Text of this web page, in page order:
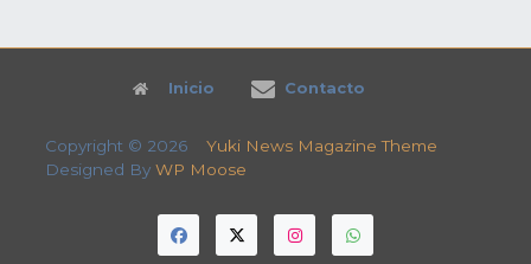
Inicio Contacto
Copyright © 2026 Yuki News Magazine Theme
Designed By WP Moose